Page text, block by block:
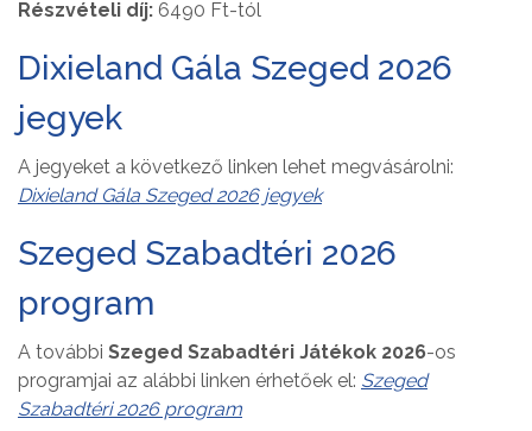
Részvételi díj: 6490 Ft-tól
Dixieland Gála Szeged 2026
jegyek
A jegyeket a következő linken lehet megvásárolni:
Dixieland Gála Szeged 2026 jegyek
Szeged Szabadtéri 2026
program
A további Szeged Szabadtéri Játékok 2026-os
programjai az alábbi linken érhetőek el: Szeged
Szabadtéri 2026 program